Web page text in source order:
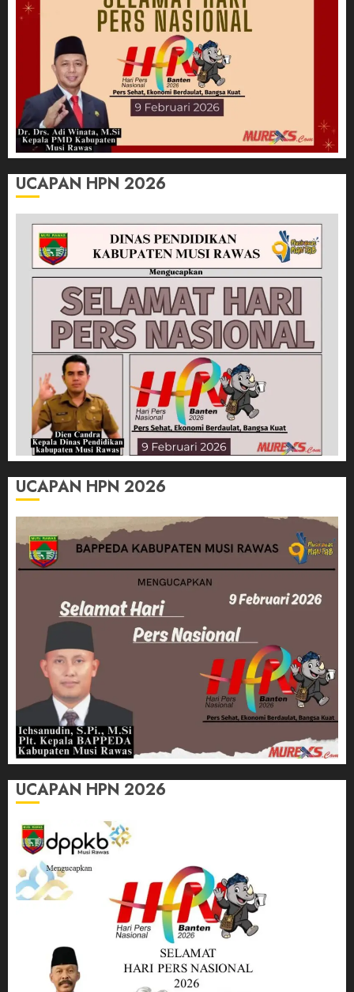
UCAPAN HPN 2026
UCAPAN HPN 2026
UCAPAN HPN 2026